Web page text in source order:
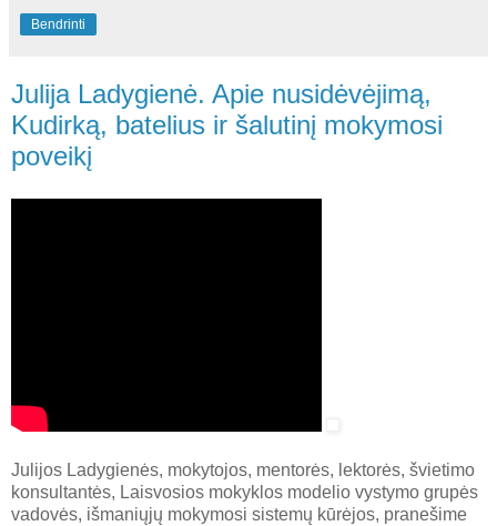
Bendrinti
Julija Ladygienė. Apie nusidėvėjimą,
Kudirką, batelius ir šalutinį mokymosi
poveikį
Julijos Ladygienės, mokytojos, mentorės, lektorės, švietimo
konsultantės, Laisvosios mokyklos modelio vystymo grupės
vadovės, išmaniųjų mokymosi sistemų kūrėjos, pranešime